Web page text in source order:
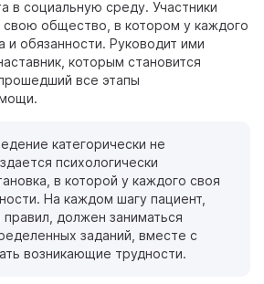
в социальную среду. Участники
свою общество, в котором у каждого
обязанности. Руководит ими
которым становится
все этапы
категорически не
психологически
в которой у каждого своя
На каждом шагу пациент,
должен заниматься
заданий, вместе с
возникающие трудности.